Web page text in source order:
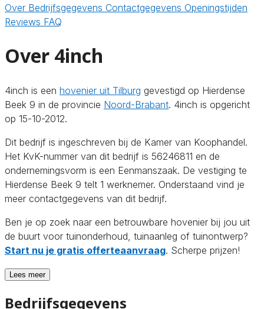
Over Bedrijfsgegevens Contactgegevens Openingstijden
Reviews FAQ
Over 4inch
4inch is een hovenier uit Tilburg gevestigd op Hierdense
Beek 9 in de provincie Noord-Brabant. 4inch is opgericht
op 15-10-2012.
Dit bedrijf is ingeschreven bij de Kamer van Koophandel.
Het KvK-nummer van dit bedrijf is 56246811 en de
ondernemingsvorm is een Eenmanszaak. De vestiging te
Hierdense Beek 9 telt 1 werknemer. Onderstaand vind je
meer contactgegevens van dit bedrijf.
Ben je op zoek naar een betrouwbare hovenier bij jou uit
de buurt voor tuinonderhoud, tuinaanleg of tuinontwerp?
Start nu je gratis offerteaanvraag. Scherpe prijzen!
Lees meer
Bedrijfsgegevens